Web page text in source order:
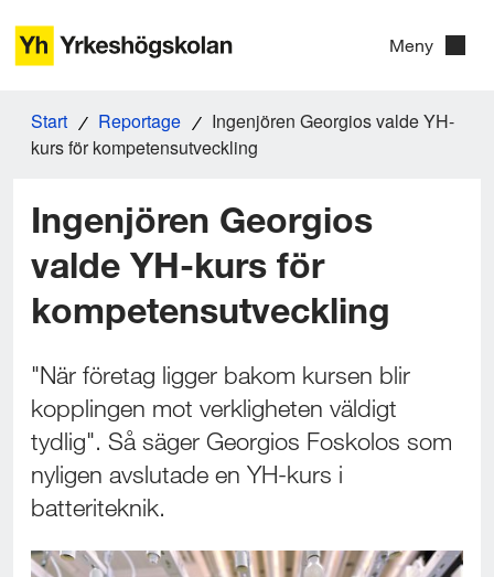
G
å
Meny
Start Reportage
Ingenjören Georgios valde YH-
kurs för kompetensutveckling
Ingenjören Georgios
valde YH-kurs för
kompetensutveckling
"När företag ligger bakom kursen blir
kopplingen mot verkligheten väldigt
tydlig". Så säger Georgios Foskolos som
nyligen avslutade en YH-kurs i
batteriteknik.